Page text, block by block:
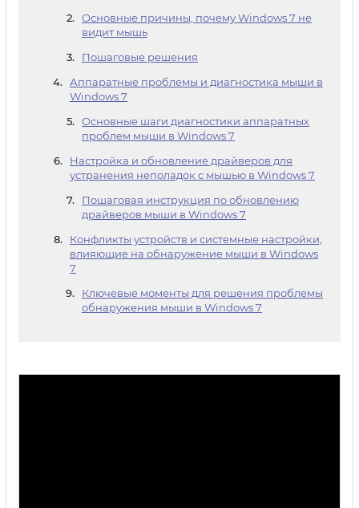
Основные причины, почему Windows 7 не
видит мышь
Пошаговые решения
Аппаратные проблемы и диагностика мыши в
Windows 7
Основные шаги диагностики аппаратных
проблем мыши в Windows 7
Настройка и обновление драйверов для
устранения неполадок с мышью в Windows 7
Пошаговая инструкция по обновлению
драйверов мыши в Windows 7
Конфликты устройств и системные настройки,
влияющие на обнаружение мыши в Windows
7
Ключевые моменты для решения проблемы
обнаружения мыши в Windows 7